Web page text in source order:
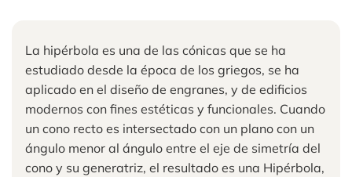
La hipérbola es una de las cónicas que se ha
estudiado desde la época de los griegos, se ha
aplicado en el diseño de engranes, y de edificios
modernos con fines estéticas y funcionales. Cuando
un cono recto es intersectado con un plano con un
ángulo menor al ángulo entre el eje de simetría del
cono y su generatriz, el resultado es una Hipérbola,